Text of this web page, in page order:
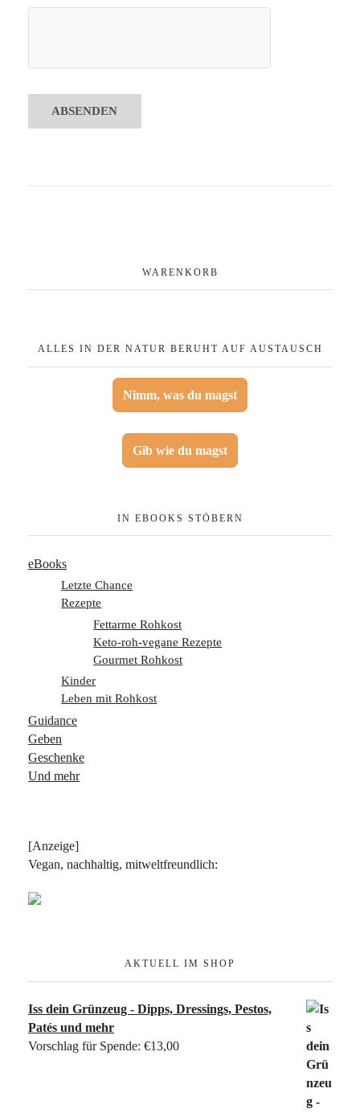
WARENKORB
ALLES IN DER NATUR BERUHT AUF AUSTAUSCH
Nimm, was du magst
Gib wie du magst
IN EBOOKS STÖBERN
eBooks
Letzte Chance
Rezepte
Fettarme Rohkost
Keto-roh-vegane Rezepte
Gourmet Rohkost
Kinder
Leben mit Rohkost
Guidance
Geben
Geschenke
Und mehr
[Anzeige]
Vegan, nachhaltig, mitweltfreundlich:
AKTUELL IM SHOP
Iss dein Grünzeug - Dipps, Dressings, Pestos,
Patés und mehr
Vorschlag für Spende: €13,00